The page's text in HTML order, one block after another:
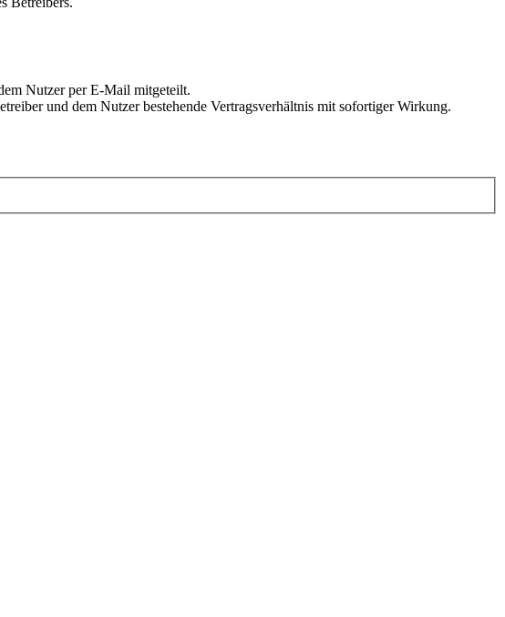
Nutzer per E-Mail mitgeteilt.
und dem Nutzer bestehende Vertragsverhältnis mit sofortiger Wirkung.